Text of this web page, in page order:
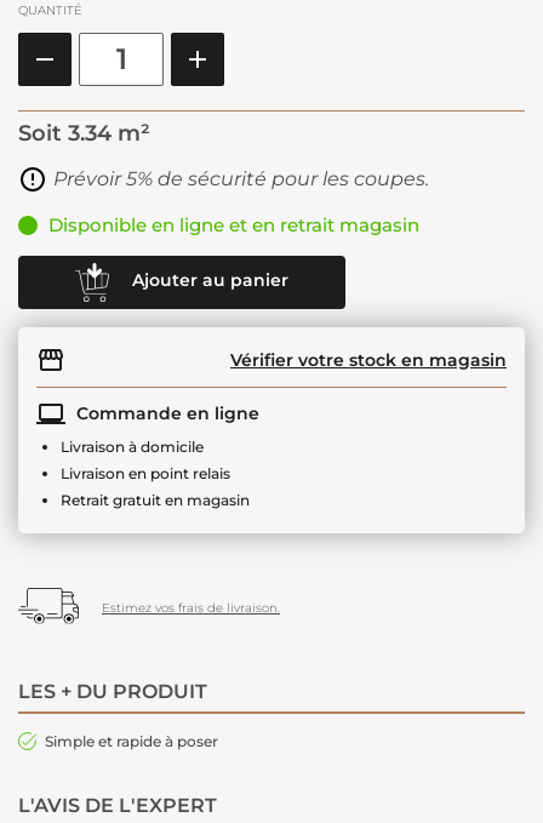
QUANTITÉ
Soit 3.34 m²
Prévoir 5% de sécurité pour les coupes.
Disponible en ligne et en retrait magasin
Ajouter au panier
Vérifier votre stock en magasin
Commande en ligne
Livraison à domicile
Livraison en point relais
Retrait gratuit en magasin
Estimez vos frais de livraison.
LES + DU PRODUIT
Simple et rapide à poser
L'AVIS DE L'EXPERT